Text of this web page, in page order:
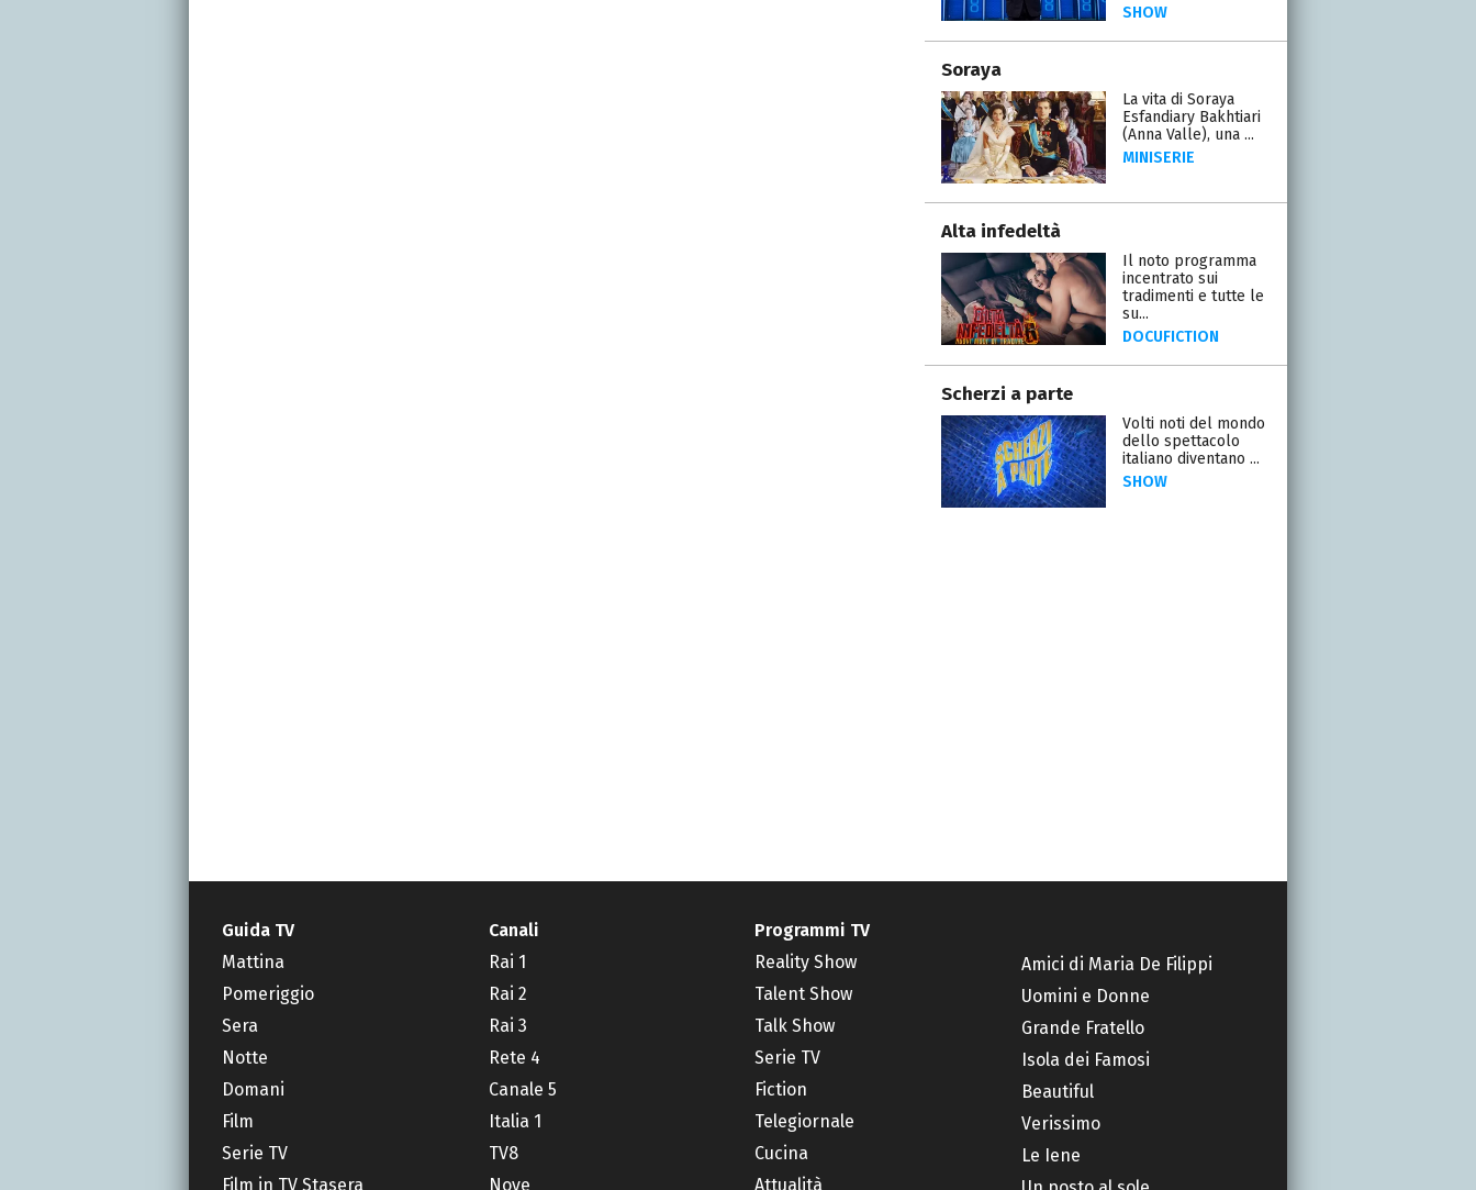
SHOW
Soraya
La vita di Soraya
Esfandiary Bakhtiari
(Anna Valle), una ...
MINISERIE
Alta infedeltà
Il noto programma
incentrato sui
tradimenti e tutte le
su...
DOCUFICTION
Scherzi a parte
Volti noti del mondo
dello spettacolo
italiano diventano ...
SHOW
Guida TV
Mattina
Pomeriggio
Sera
Notte
Domani
Film
Serie TV
Film in TV Stasera
Canali
Rai 1
Rai 2
Rai 3
Rete 4
Canale 5
Italia 1
TV8
Nove
Programmi TV
Reality Show
Talent Show
Talk Show
Serie TV
Fiction
Telegiornale
Cucina
Attualità
Amici di Maria De Filippi
Uomini e Donne
Grande Fratello
Isola dei Famosi
Beautiful
Verissimo
Le Iene